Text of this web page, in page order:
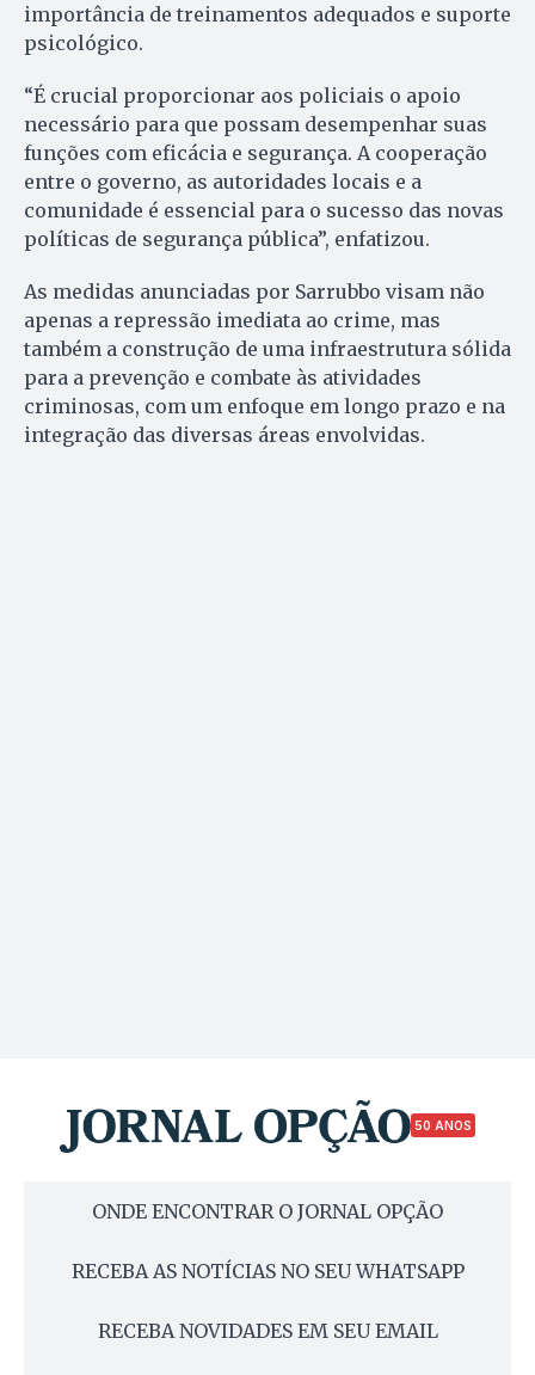
importância de treinamentos adequados e suporte
psicológico.
“É crucial proporcionar aos policiais o apoio
necessário para que possam desempenhar suas
funções com eficácia e segurança. A cooperação
entre o governo, as autoridades locais e a
comunidade é essencial para o sucesso das novas
políticas de segurança pública”, enfatizou.
As medidas anunciadas por Sarrubbo visam não
apenas a repressão imediata ao crime, mas
também a construção de uma infraestrutura sólida
para a prevenção e combate às atividades
criminosas, com um enfoque em longo prazo e na
integração das diversas áreas envolvidas.
50 ANOS
ONDE ENCONTRAR O JORNAL OPÇÃO
RECEBA AS NOTÍCIAS NO SEU WHATSAPP
RECEBA NOVIDADES EM SEU EMAIL